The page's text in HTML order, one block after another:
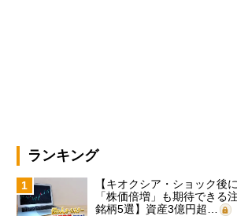
ランキング
1
【キオクシア・ショック後に
「株価倍増」も期待できる
銘柄5選】資産3億円超…